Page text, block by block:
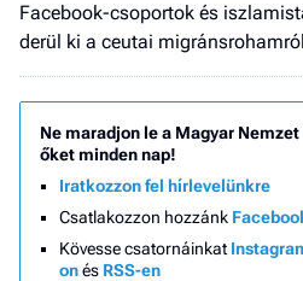
Facebook-csoportok és
derül ki a ceutai
Ne maradjon le a Magyar
őket minden nap!
Iratkozzon fel hírlevelünkre
Csatlakozzon hozzánk
Kövesse csatornáinkat
onés RSS-en